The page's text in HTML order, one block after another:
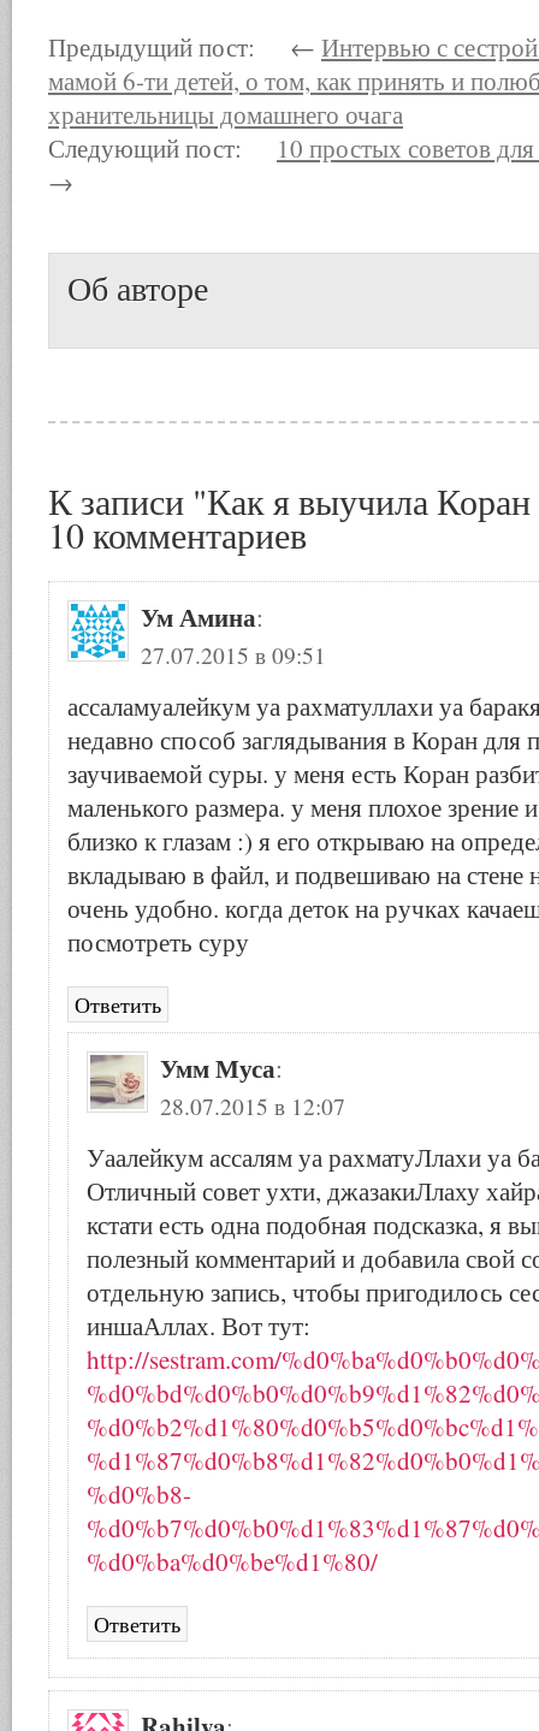
Предыдущий пост: ← Интервью с
мамой 6-ти детей, о том, как принять и
хранительницы домашнего очага
Следующий пост: 10 простых советов
→
Об авторе
К записи "Как я выучила Коран
10 комментариев
Ум Амина:
27.07.2015 в 09:51
ассаламуалейкум уа рахматуллахи уа
недавно способ заглядывания в Коран для
заучиваемой суры. у меня есть Коран
маленького размера. у меня плохое зрение
близко к глазам :) я его открываю на
вкладываю в файл, и подвешиваю на стене
очень удобно. когда деток на ручках
посмотреть суру
Ответить
Умм Муса:
28.07.2015 в 12:07
Уаалейкум ассалям уа рахматуЛлахи уа
Отличный совет ухти, джазакиЛлаху
кстати есть одна подобная подсказка, я
полезный комментарий и добавила свой
отдельную запись, чтобы пригодилось
иншаАллах. Вот тут:
http://sestram.com/
%d0%b8-
%d0%ba%d0%be%d1%80/
Ответить